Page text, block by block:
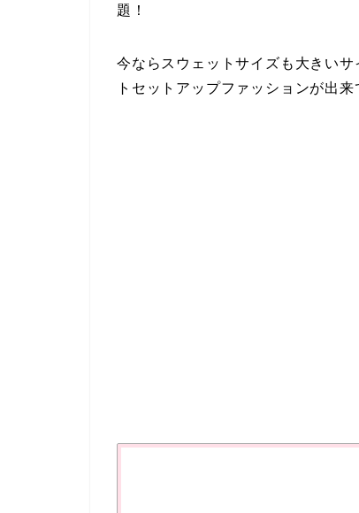
題！
今ならスウェットサイズも大きい
トセットアップファッションが出来